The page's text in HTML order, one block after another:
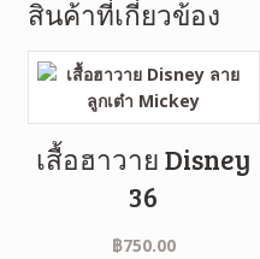
สินค้าที่เกี่ยวข้อง
เสื้อฮาวาย Disney
36
฿750.00